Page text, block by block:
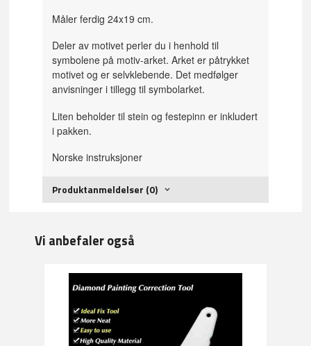
Måler ferdig 24x19 cm.
Deler av motivet perler du i henhold til
symbolene på motiv-arket. Arket er påtrykket
motivet og er selvklebende. Det medfølger
anvisninger i tillegg til symbolarket.
Liten beholder til stein og festepinn er inkludert
i pakken.
Norske instruksjoner
Produktanmeldelser (0)
Vi anbefaler også